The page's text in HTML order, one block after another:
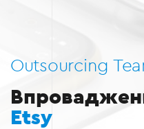
Outsourcing
Etsy